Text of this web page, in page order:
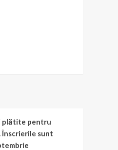
plătite pentru
sunt